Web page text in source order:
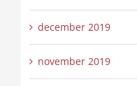
december 2019
november 2019